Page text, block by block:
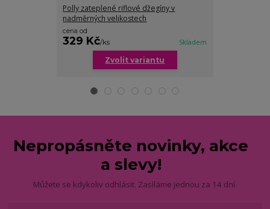
Polly zateplené riflové džegíny v
nadměrných velikostech
cena od
329 Kč/ks Skladem
Zvolit variantu
Nepropásněte novinky, akce
a slevy!
Můžete se kdykoliv odhlásit. Zasíláme jednou za 14 dní.